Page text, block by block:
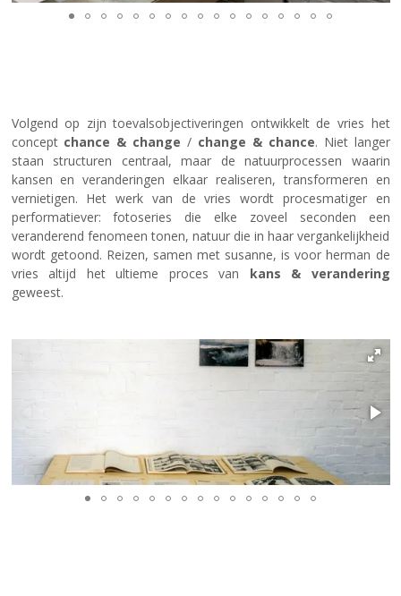
Volgend op zijn toevalsobjectiveringen ontwikkelt de vries het
concept chance & change / change & chance. Niet langer
staan structuren centraal, maar de natuurprocessen waarin
kansen en veranderingen elkaar realiseren, transformeren en
vernietigen. Het werk van de vries wordt procesmatiger en
performatiever: fotoseries die elke zoveel seconden een
veranderend fenomeen tonen, natuur die in haar vergankelijkheid
wordt getoond. Reizen, samen met susanne, is voor herman de
vries altijd het ultieme proces van kans & verandering
geweest.